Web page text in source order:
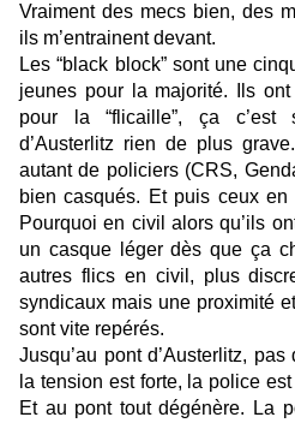
Vraiment des mecs bien, des
ils m’entrainent devant.
Les “black block” sont une
jeunes pour la majorité. Ils
pour la “flicaille”, ça c’est
d’Austerlitz rien de plus
autant de policiers (CRS,
bien casqués. Et puis ceux
Pourquoi en civil alors qu’ils
un casque léger dès que ça
autres flics en civil, plus
syndicaux mais une proximité
sont vite repérés.
Jusqu’au pont d’Austerlitz,
la tension est forte, la police
Et au pont tout dégénère. La